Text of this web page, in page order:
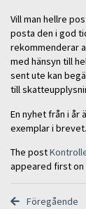
Vill man hellre
posta den i god
rekommenderar
med hänsyn till
sent ute kan
till
En nyhet från i
exemplar i
The post
appeared first on
Föregående